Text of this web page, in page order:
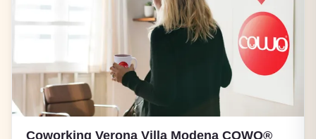
Coworking Verona Villa Modena COWO®